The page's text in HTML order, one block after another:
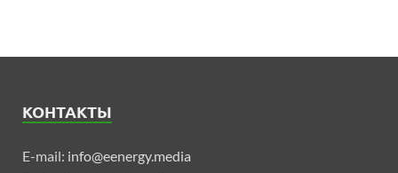
КОНТАКТЫ
E-mail: info@eenergy.media